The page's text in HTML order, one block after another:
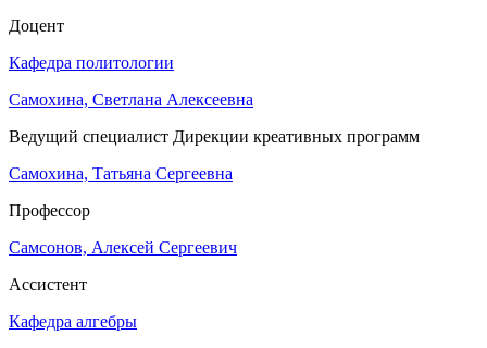
Доцент
Кафедра политологии
Самохина, Светлана Алексеевна
Ведущий специалист Дирекции креативных программ
Самохина, Татьяна Сергеевна
Профессор
Самсонов, Алексей Сергеевич
Ассистент
Кафедра алгебры